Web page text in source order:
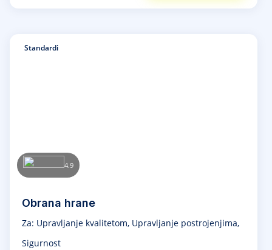
Standardi
4.9
Obrana hrane
Za: Upravljanje kvalitetom, Upravljanje postrojenjima,
Sigurnost